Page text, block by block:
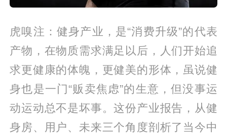
虎嗅注：健身产业，是“消费升级”的代表
产物，在物质需求满足以后，人们开始追
求更健康的体魄，更健美的形体，虽说健
身也是一门“贩卖焦虑”的生意，但没事运
动运动总不是坏事。这份产业报告，从健
身房、用户、未来三个角度剖析了当今中